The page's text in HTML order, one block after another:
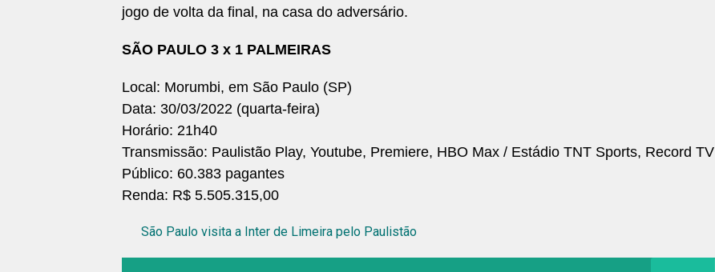
jogo de volta da final, na casa do adversário.
SÃO PAULO 3 x 1 PALMEIRAS
Local: Morumbi, em São Paulo (SP)
Data: 30/03/2022 (quarta-feira)
Horário: 21h40
Transmissão: Paulistão Play, Youtube, Premiere, HBO Max / Estádio TNT Sports, Record TV
Público: 60.383 pagantes
Renda: R$ 5.505.315,00
São Paulo visita a Inter de Limeira pelo Paulistão